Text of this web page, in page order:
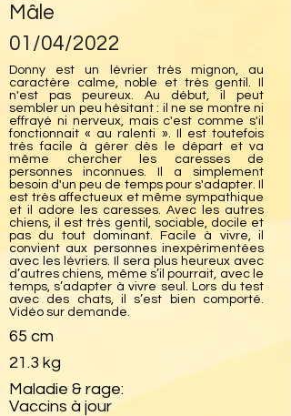
Mâle
01/04/2022
Donny est un lévrier très mignon, au
caractère calme, noble et très gentil. Il
n'est pas peureux. Au début, il peut
sembler un peu hésitant : il ne se montre ni
effrayé ni nerveux, mais c'est comme s'il
fonctionnait « au ralenti ». Il est toutefois
très facile à gérer dès le départ et va
même chercher les caresses de
personnes inconnues. Il a simplement
besoin d'un peu de temps pour s'adapter. Il
est très affectueux et même sympathique
et il adore les caresses. Avec les autres
chiens, il est très gentil, sociable, docile et
pas du tout dominant. Facile à vivre, il
convient aux personnes inexpérimentées
avec les lévriers. Il sera plus heureux avec
d’autres chiens, même s’il pourrait, avec le
temps, s’adapter à vivre seul. Lors du test
avec des chats, il s’est bien comporté.
Vidéo sur demande.
65 cm
21.3 kg
Maladie & rage:
Vaccins à jour